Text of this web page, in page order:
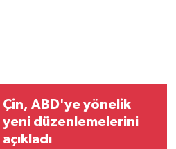
Çin, ABD'ye yönelik
yeni düzenlemelerini
açıkladı